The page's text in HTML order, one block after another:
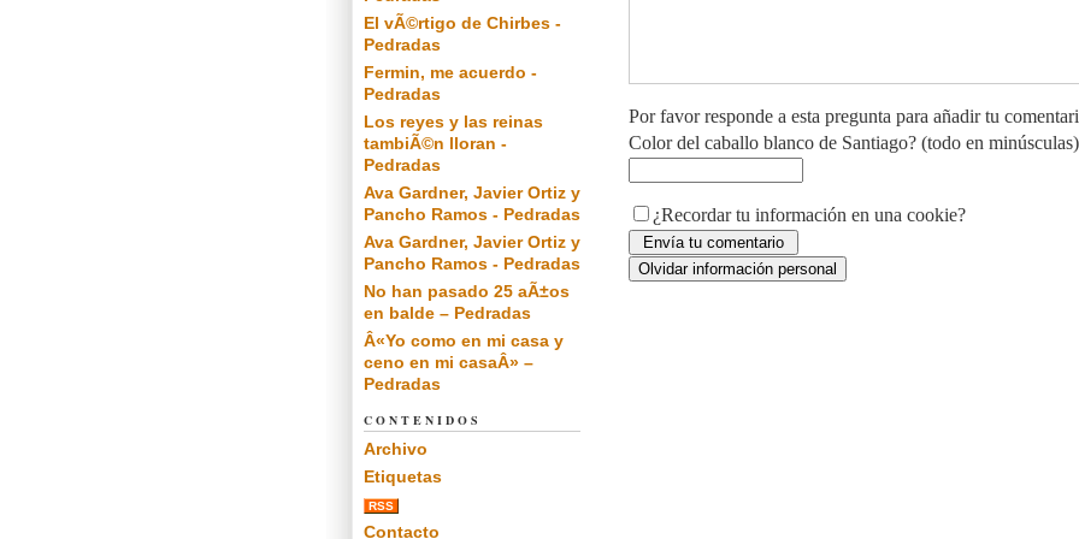
Por favor responde a esta pregunta para añadir tu
Color del caballo blanco de Santiago? (todo en minúsculas)
¿Recordar tu información en una cookie?
El vÃ©rtigo de Chirbes -
Pedradas
Fermin, me acuerdo -
Pedradas
Los reyes y las reinas
tambiÃ©n lloran -
Pedradas
Ava Gardner, Javier Ortiz y
Pancho Ramos - Pedradas
Ava Gardner, Javier Ortiz y
Pancho Ramos - Pedradas
No han pasado 25 aÃ±os
en balde – Pedradas
Â«Yo como en mi casa y
ceno en mi casaÂ» –
Pedradas
CONTENIDOS
Archivo
Etiquetas
RSS
Contacto